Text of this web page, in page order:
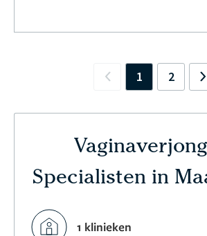
Previous
1 2
Specialisten in
1 klinieken